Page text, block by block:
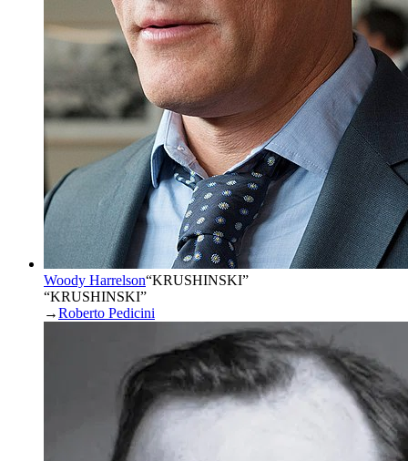
Woody Harrelson“KRUSHINSKI”
“KRUSHINSKI”
→Roberto Pedicini